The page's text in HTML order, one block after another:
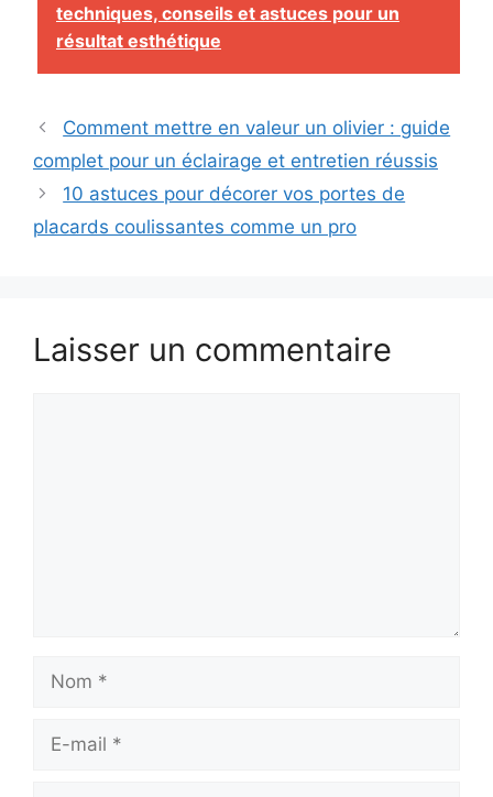
techniques, conseils et astuces pour un
résultat esthétique
Comment mettre en valeur un olivier : guide
complet pour un éclairage et entretien réussis
10 astuces pour décorer vos portes de
placards coulissantes comme un pro
Laisser un commentaire
mail